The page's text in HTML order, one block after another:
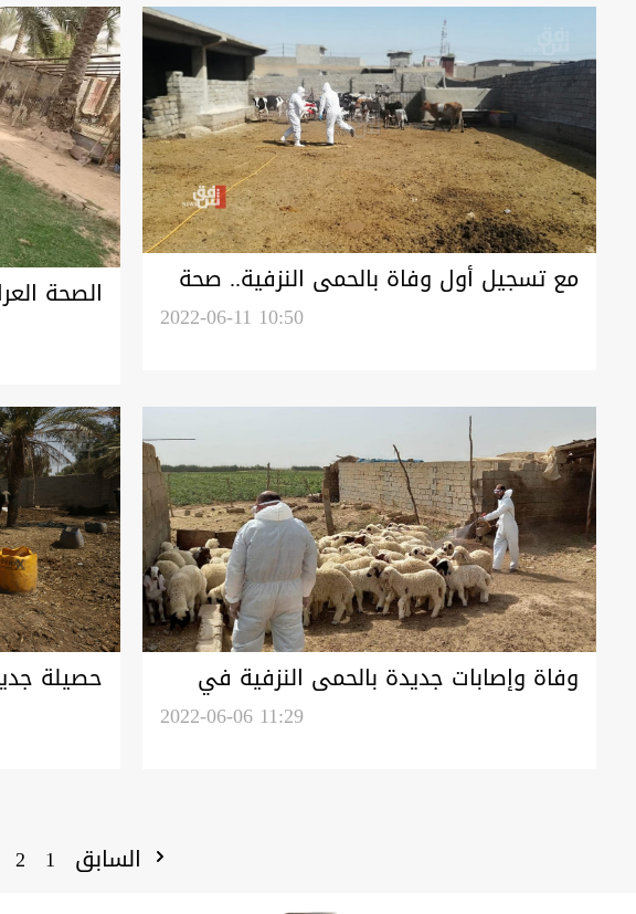
مع تسجيل أول وفاة بالحمى النزفية.. صحة
كوردستان تحث المواطنين على الوقاية
2022-06-11 10:50
بفيروس
وفاة وإصابات جديدة بالحمى النزفية في
2022-06-06 11:29
حصيلة
السابق 1
2